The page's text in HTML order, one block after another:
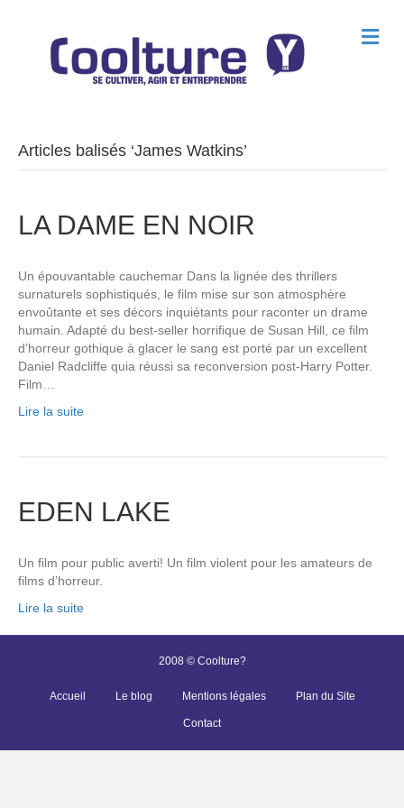
M
e
Articles balisés ‘James Watkins’
LA DAME EN NOIR
Un épouvantable cauchemar Dans la lignée des thrillers
surnaturels sophistiqués, le film mise sur son atmosphère
envoûtante et ses décors inquiétants pour raconter un drame
humain. Adapté du best-seller horrifique de Susan Hill, ce film
d’horreur gothique à glacer le sang est porté par un excellent
Daniel Radcliffe quia réussi sa reconversion post-Harry Potter.
Film…
Lire la suite
EDEN LAKE
Un film pour public averti! Un film violent pour les amateurs de
films d’horreur.
Lire la suite
2008 © Coolture?
Accueil Le blog Mentions légales Plan du Site
Contact